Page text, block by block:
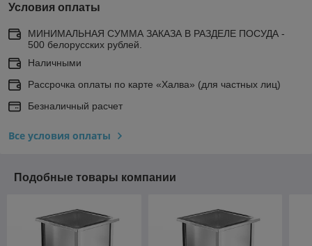
Условия оплаты
МИНИМАЛЬНАЯ СУММА ЗАКАЗА В РАЗДЕЛЕ ПОСУДА -
500 белорусских рублей.
Наличными
Рассрочка оплаты по карте «Халва» (для частных лиц)
Безналичный расчет
Все условия оплаты
Подобные товары компании